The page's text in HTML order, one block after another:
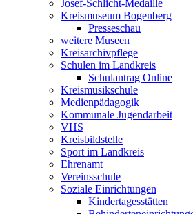
Josef-Schlicht-Medaille
Kreismuseum Bogenberg
Presseschau
weitere Museen
Kreisarchivpflege
Schulen im Landkreis
Schulantrag Online
Kreismusikschule
Medienpädagogik
Kommunale Jugendarbeit
VHS
Kreisbildstelle
Sport im Landkreis
Ehrenamt
Vereinsschule
Soziale Einrichtungen
Kindertagesstätten